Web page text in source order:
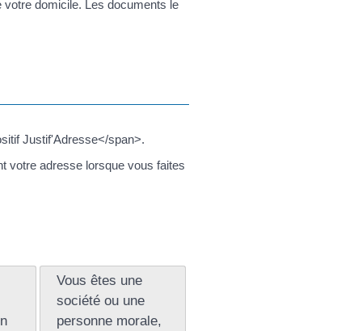
domicile. Les documents le
Justif'Adresse</span>.
votre adresse lorsque vous faites
Vous êtes une
société ou une
personne morale,